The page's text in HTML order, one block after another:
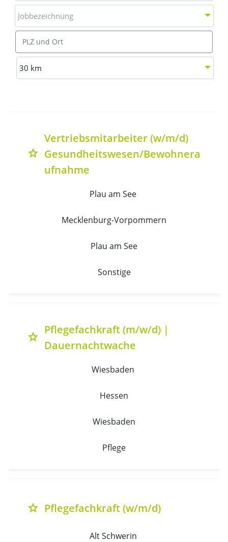
Jobbezeichnung
Jobbezeichnung
Ort
Entfernung wählen
30 km
grade
Vertriebsmitarbeiter (w/m/d)
Gesundheitswesen/Bewohnera
ufnahme
Plau am See
Mecklenburg-Vorpommern
Plau am See
Sonstige
grade
Pflegefachkraft (m/w/d) |
Dauernachtwache
Wiesbaden
Hessen
Wiesbaden
Pflege
grade Pflegefachkraft (w/m/d)
Alt Schwerin